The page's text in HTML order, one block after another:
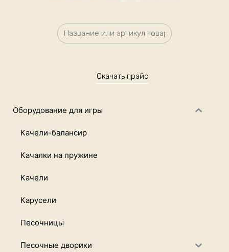
Скачать прайс
Оборудование для игры
Качели-балансир
Качалки на пружине
Качели
Карусели
Песочницы
Песочные дворики